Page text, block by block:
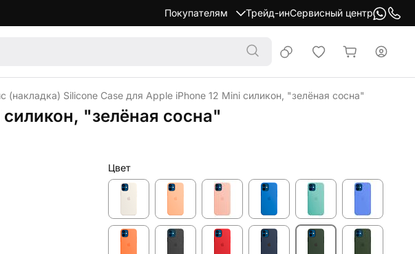
Покупателям Трейд-инСервисный центр
(накладка) Silicone Case для Apple iPhone 12 Mini силикон, "зелёная сосна"
"зелёная сосна"
Цвет